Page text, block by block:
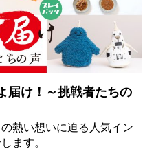
届け！～挑戦者たちの
熱い想いに迫る人気イン
ます。